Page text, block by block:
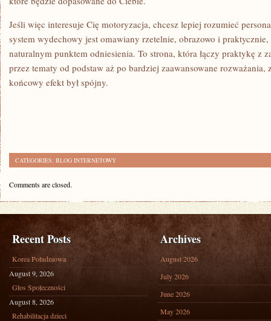
Jeśli więc interesuje Cię motoryzacja, chcesz lepiej rozumieć
system wydechowy jest omawiany rzetelnie, obrazowo i
naturalnym punktem odniesienia. To strona, która łączy praktykę z
przez tematy od podstaw aż po bardziej zaawansowane
końcowy efekt był spójny.
CATEGORIES: BLOG INTERNETOWY
Comments are closed.
Recent Posts
Korea Południowa
August 9, 2026
Głos Społeczności
August 8, 2026
Rehabilitacja dzieci
Archives
August 2026
July 2026
June 2026
May 2026